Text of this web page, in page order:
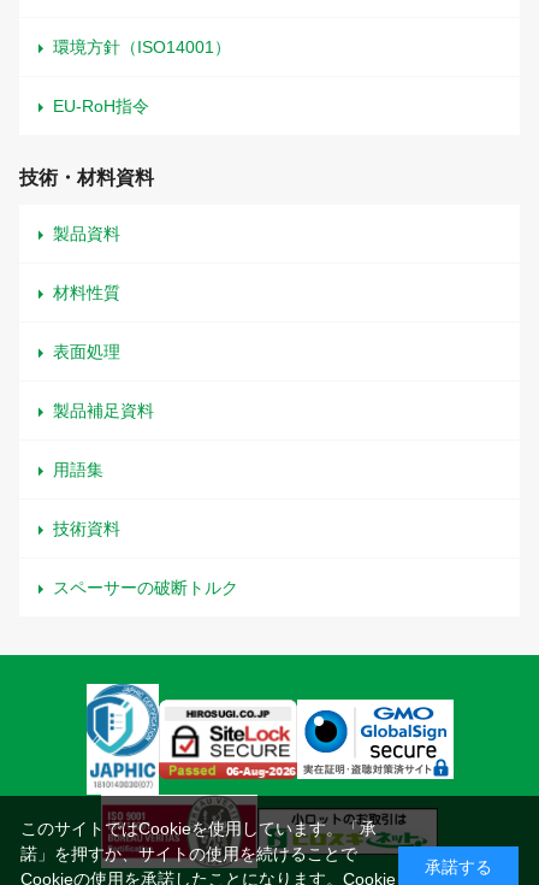
環境方針（ISO14001）
EU-RoH指令
技術・材料資料
製品資料
材料性質
表面処理
製品補足資料
用語集
技術資料
スペーサーの破断トルク
このサイトではCookieを使用しています。「承
諾」を押すか、サイトの使用を続けることで
Cookieの使用を承諾したことになります。 Cookie
承諾する